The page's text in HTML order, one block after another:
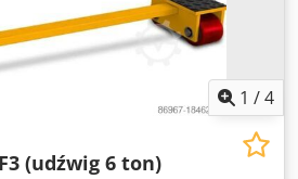
1 /4
(udźwig 6 ton)